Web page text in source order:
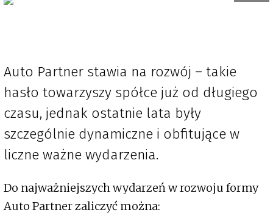
Auto Partner stawia na rozwój – takie
hasło towarzyszy spółce już od długiego
czasu, jednak ostatnie lata były
szczególnie dynamiczne i obfitujące w
liczne ważne wydarzenia.
Do najważniejszych wydarzeń w rozwoju formy
Auto Partner zaliczyć można: